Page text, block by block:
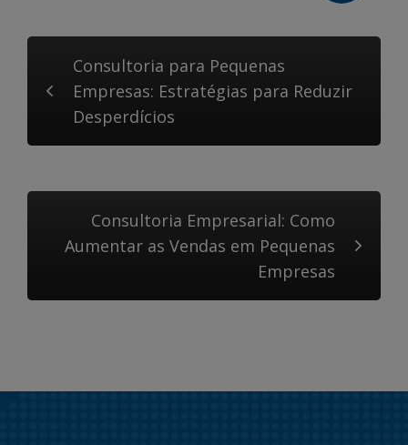
Consultoria para Pequenas
Empresas: Estratégias para Reduzir
Desperdícios
Consultoria Empresarial: Como
Aumentar as Vendas em Pequenas
Empresas